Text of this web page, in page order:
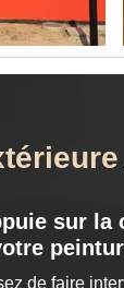
sur la
de faire